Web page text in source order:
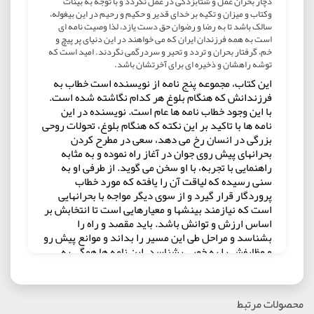
وکتاب و ميزان و تکيه بر خدای قدير و حکيم و رحيم در اين بيغوله،
سالک باشد تا به رضا و رضوان حق دست يازد، لذا وصيت نامه ای
است به همه فرزندان ايران که می خواهند در اين دنيای پر پيچ و
خم، گرفتار بحران و تردد و تحير و سردرگمی نگردند. اميد است که
توشه راهشان و ذخيره ای برای آخرتشان باشد.
این کتاب، مجموعه پنج نامه از نویسنده است خطاب به
فرزندانش که هنگام بلوغ هر کدام نگاشته شده است.
با این وجود خطاب نامه ها عام است. نویسنده در این
نامه ها با تاکید بر این نکته که هنگام بلوغ، تحولات روحی
بزرگی در انسان رخ می دهد، سعی در مطرح کردن
بحرانهای پیش روی جوان در آغاز راه نموده و به مثابه
راهنمایی با تجربه، با او سخن می گوید. از طرفی او به
سنی رسیده که لیاقت آن را یافته که مورد خطاب
پروردگار قرار گیرد و از سوی دیگر مواجه با بحرانهایی
است که نیازمند بینشها و معیارهایی است تا انتخابش بر
اساس ارزش و توانش باشد. باید مقصد و راه را
بشناسد و مراحل طی این مسیر را بداند و موانع پیش رو
و وظایفش را به خوبی بشناسد. این نامه ها همگی به
باشند.
ادبیات قدرتمند، استفاده از اصطلاحات قرآنی و باریک
محصولات مرتبط